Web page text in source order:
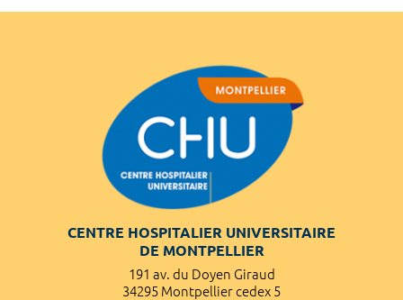
CENTRE HOSPITALIER UNIVERSITAIRE
DE MONTPELLIER
191 av. du Doyen Giraud
34295 Montpellier cedex 5